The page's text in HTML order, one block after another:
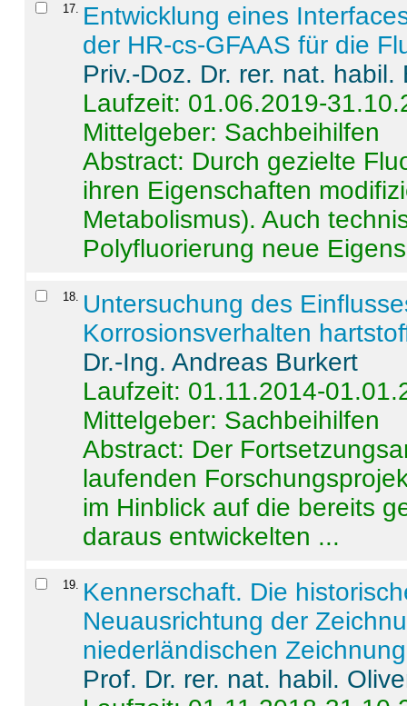
17
Entwicklung eines
der HR-cs-GFAAS für die
Priv.-Doz. Dr. rer. nat.
Laufzeit: 01.06.2019-
Mittelgeber: Sachbeihilfen
Abstract: Durch gezielte
ihren Eigenschaften
Metabolismus). Auch
Polyfluorierung neue
18
Untersuchung des
Korrosionsverhalten
Dr.-Ing. Andreas Burkert
Laufzeit: 01.11.2014-
Mittelgeber: Sachbeihilfen
Abstract: Der
laufenden
im Hinblick auf die bereits
daraus entwickelten ...
19
Kennerschaft. Die
Neuausrichtung der
niederländischen
Prof. Dr. rer. nat. habil.